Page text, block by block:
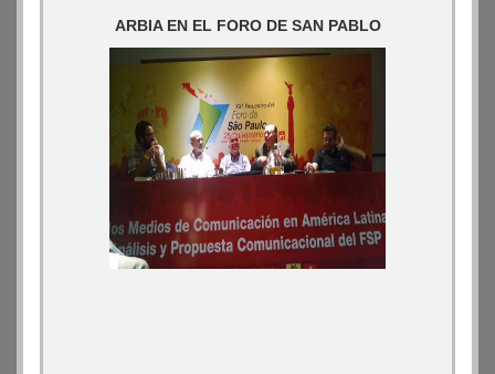
ARBIA EN EL FORO DE SAN PABLO